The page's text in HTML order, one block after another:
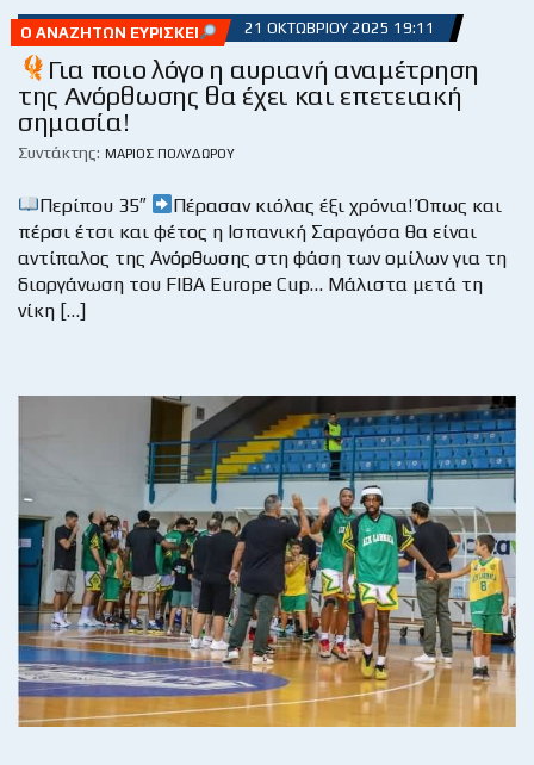
Ο ΑΝΑΖΗΤΏΝ ΕΥΡΊΣΚΕΙ 21 ΟΚΤΩΒΡΊΟΥ 2025 19:11
Για ποιο λόγο η αυριανή αναμέτρηση
της Ανόρθωσης θα έχει και επετειακή
σημασία!
Συντάκτης: ΜΆΡΙΟΣ ΠΟΛΥΔΏΡΟΥ
Περίπου 35″
Πέρασαν κιόλας έξι χρόνια! Όπως και
πέρσι έτσι και φέτος η Ισπανική Σαραγόσα θα είναι
αντίπαλος της Ανόρθωσης στη φάση των ομίλων για τη
διοργάνωση του FIBA Europe Cup… Μάλιστα μετά τη
νίκη […]